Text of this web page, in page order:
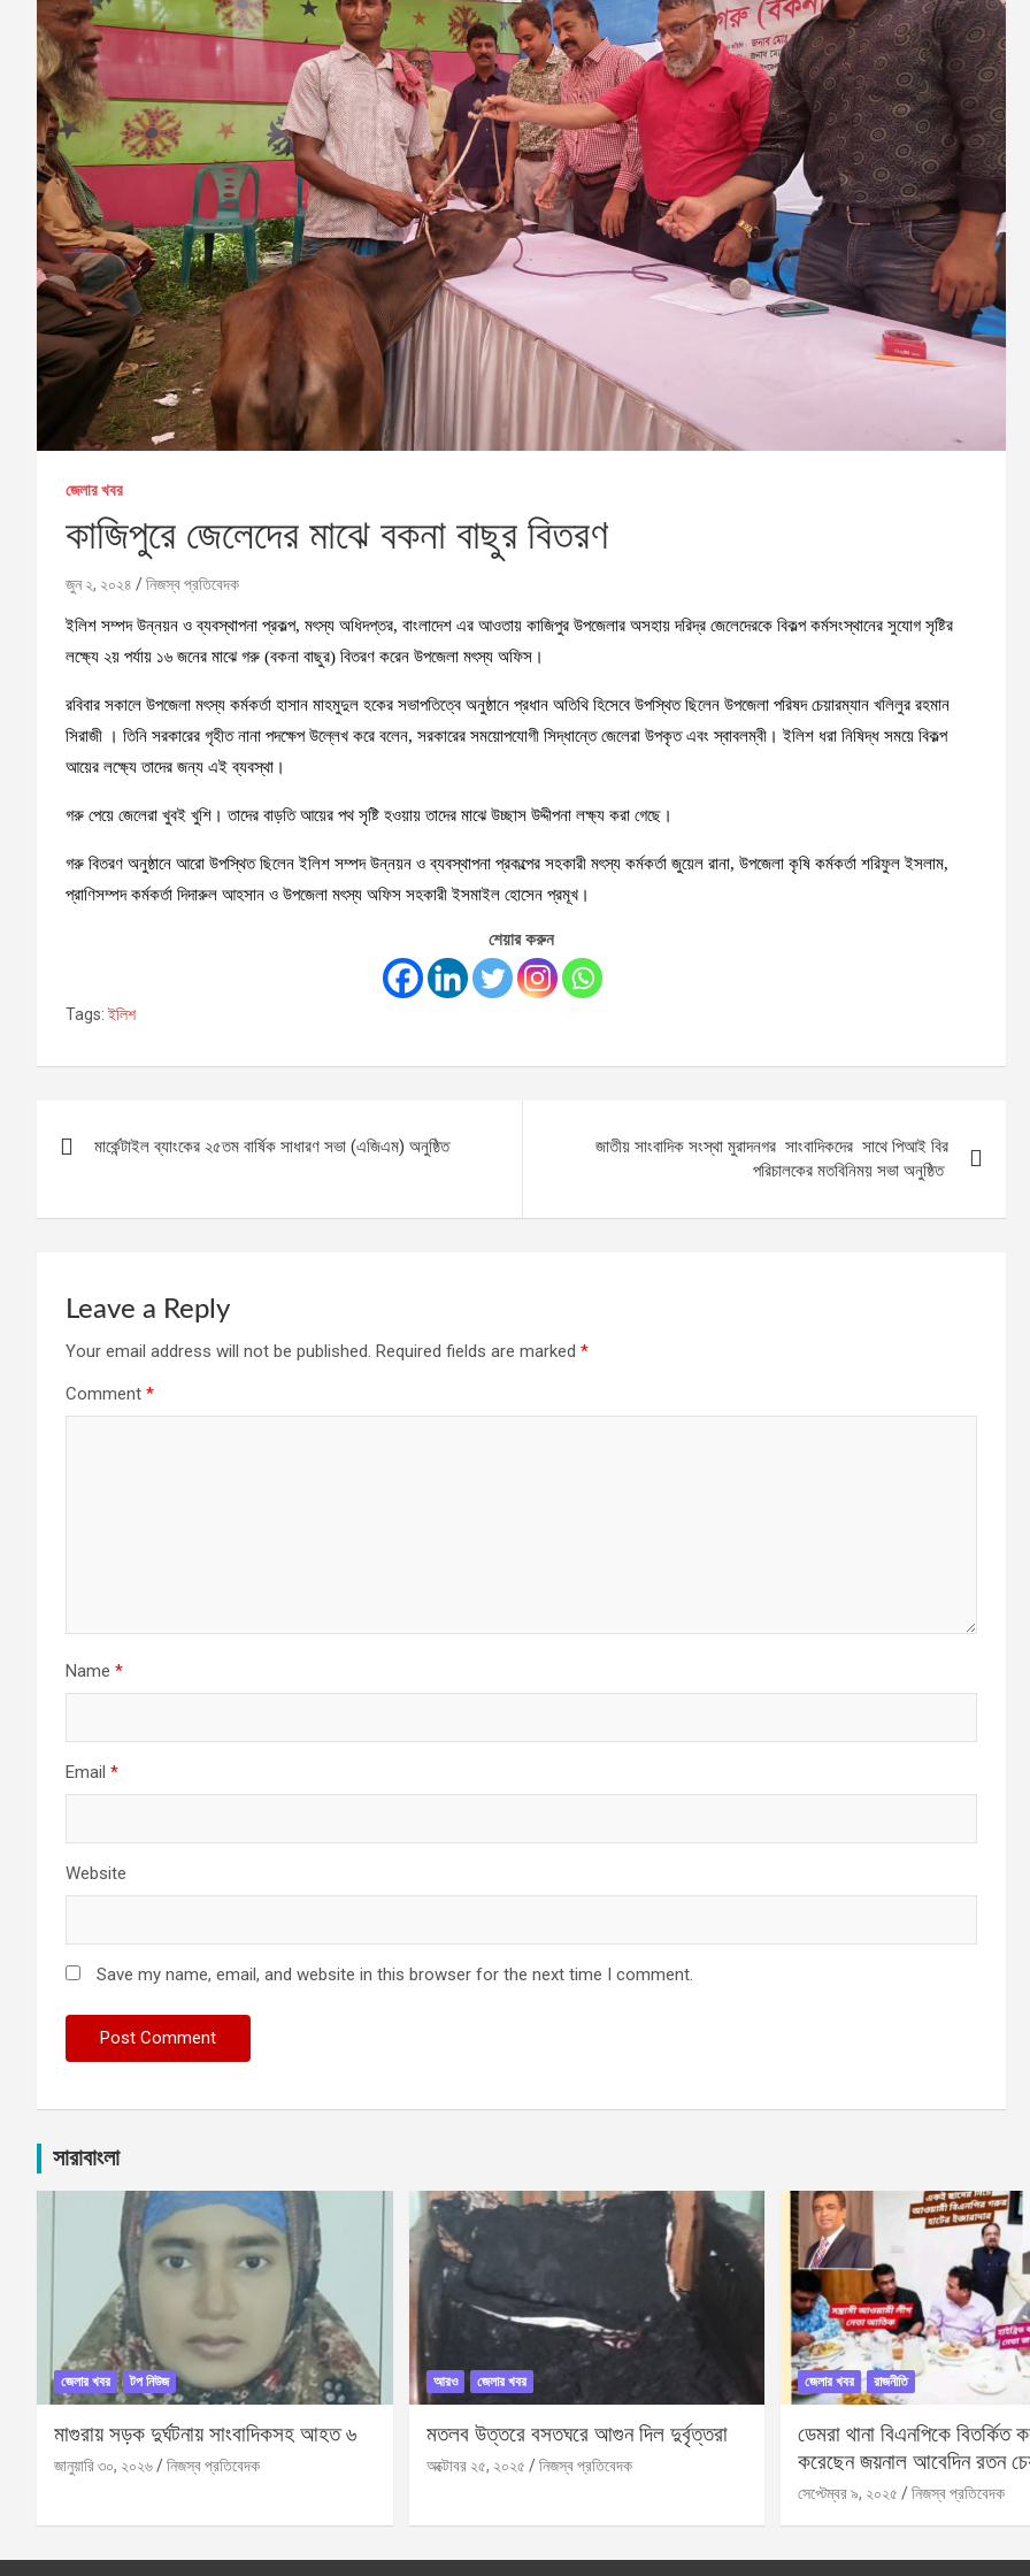
জেলার খবর
কাজিপুরে জেলেদের মাঝে বকনা বাছুর বিতরণ
জুন ২, ২০২৪ নিজস্ব প্রতিবেদক
ইলিশ সম্পদ উন্নয়ন ও ব্যবস্থাপনা প্রকল্প, মৎস্য অধিদপ্তর, বাংলাদেশ এর আওতায় কাজিপুর উপজেলার অসহায় দরিদ্র জেলেদেরকে বিকল্প কর্মসংস্থানের সুযোগ সৃষ্টির
লক্ষ্যে ২য় পর্যায় ১৬ জনের মাঝে গরু (বকনা বাছুর) বিতরণ করেন উপজেলা মৎস্য অফিস।
রবিবার সকালে উপজেলা মৎস্য কর্মকর্তা হাসান মাহমুদুল হকের সভাপতিত্বে অনুষ্ঠানে প্রধান অতিথি হিসেবে উপস্থিত ছিলেন উপজেলা পরিষদ চেয়ারম্যান খলিলুর রহমান
সিরাজী । তিনি সরকারের গৃহীত নানা পদক্ষেপ উল্লেখ করে বলেন, সরকারের সময়োপযোগী সিদ্ধান্তে জেলেরা উপকৃত এবং স্বাবলম্বী। ইলিশ ধরা নিষিদ্ধ সময়ে বিকল্প
আয়ের লক্ষ্যে তাদের জন্য এই ব্যবস্থা।
গরু পেয়ে জেলেরা খুবই খুশি। তাদের বাড়তি আয়ের পথ সৃষ্টি হওয়ায় তাদের মাঝে উচ্ছাস উদ্দীপনা লক্ষ্য করা গেছে।
গরু বিতরণ অনুষ্ঠানে আরো উপস্থিত ছিলেন ইলিশ সম্পদ উন্নয়ন ও ব্যবস্থাপনা প্রকল্পের সহকারী মৎস্য কর্মকর্তা জুয়েল রানা, উপজেলা কৃষি কর্মকর্তা শরিফুল ইসলাম,
প্রাণিসম্পদ কর্মকর্তা দিদারুল আহসান ও উপজেলা মৎস্য অফিস সহকারী ইসমাইল হোসেন প্রমূখ।
শেয়ার করুন
Tags: ইলিশ
মার্কেন্টাইল ব্যাংকের ২৫তম বার্ষিক সাধারণ সভা (এজিএম) অনুষ্ঠিত
জাতীয় সাংবাদিক সংস্থা মুরাদনগর সাংবাদিকদের সাথে পিআই বির
পরিচালকের মতবিনিময় সভা অনুষ্ঠিত
Leave a Reply
Your email address will not be published. Required fields are marked *
Comment *
Name *
Email *
Website
Save my name, email, and website in this browser for the next time I comment.
সারাবাংলা
জেলার খবর টপ নিউজ
মাগুরায় সড়ক দুর্ঘটনায় সাংবাদিকসহ আহত ৬
জানুয়ারি ৩০, ২০২৬ নিজস্ব প্রতিবেদক
আরও জেলার খবর
মতলব উত্তরে বসতঘরে আগুন দিল দুর্বৃত্তরা
অক্টোবর ২৫, ২০২৫ নিজস্ব প্রতিবেদক
জেলার খবর রাজনীতি
ডেমরা থানা বিএনপিকে বিতর্কিত
করেছেন জয়নাল আবেদিন রতন
সেপ্টেম্বর ৯, ২০২৫ নিজস্ব প্রতিবেদক